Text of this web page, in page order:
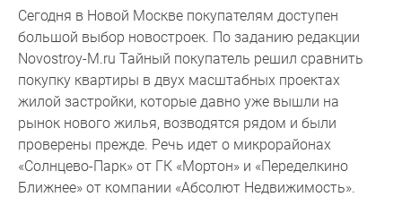
помещения
Продавцы
застройщики
Панорамы
новостроек
Видеообзор
новостроек
Экспертиза
Сегодня в Новой Москве покупателям доступен
большой выбор новостроек. По заданию редакции
Novostroy-M.ru Тайный покупатель решил сравнить
покупку квартиры в двух масштабных проектах
жилой застройки, которые давно уже вышли на
рынок нового жилья, возводятся рядом и были
проверены прежде. Речь идет о микрорайонах
«Солнцево-Парк» от ГК «Мортон» и «Переделкино
Ближнее» от компании «Абсолют Недвижимость».